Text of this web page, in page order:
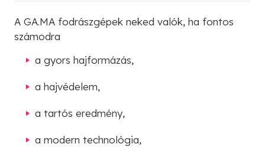
A GA.MA fodrászgépek neked valók, ha fontos
számodra
a gyors hajformázás,
a hajvédelem,
a tartós eredmény,
a modern technológia,